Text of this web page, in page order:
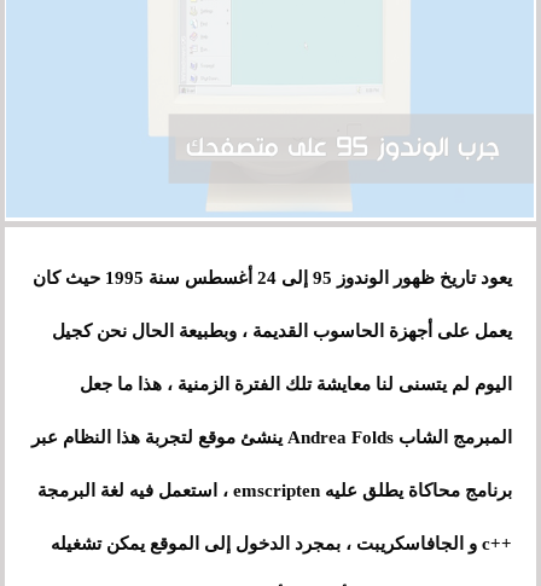
يعود تاريخ ظهور الوندوز 95 إلى 24 أغسطس سنة 1995 حيث كان
يعمل على أجهزة الحاسوب القديمة ، وبطبيعة الحال نحن كجيل
اليوم لم يتسنى لنا معايشة تلك الفترة الزمنية ، هذا ما جعل
المبرمج الشاب Andrea Folds ينشئ موقع لتجربة هذا النظام عبر
برنامج محاكاة يطلق عليه emscripten ، استعمل فيه لغة البرمجة
++c و الجافاسكريبت ، بمجرد الدخول إلى الموقع يمكن تشغيله